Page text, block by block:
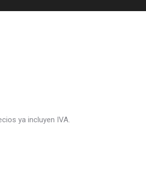
ya incluyen IVA.